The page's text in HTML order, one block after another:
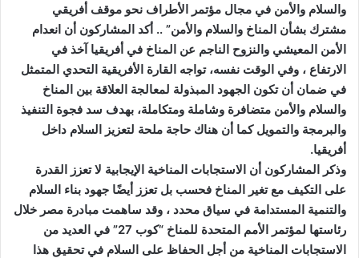
والسلام والأمن في مجال مؤتمر الأطراف نحو موقف أفريقي
مشترك بشأن المناخ والسلام والأمن” .. أكد المشاركون أن انعدام
الأمن المعيشي والنزوح الناجم عن المناخ في أفريقيا آخذ في
الارتفاع ، وفي الوقت نفسه، تواجه القارة الأفريقية التحدي المتمثل
في ضمان أن تكون الجهود المبذولة لمعالجة العلاقة بين المناخ
والسلام والأمن متضافرة وشاملة ومتكاملة، بهدف سد فجوة التنفيذ
والبرمجة والتمويل كما أن هناك حاجة ملحة لتعزيز السلام داخل
أفريقيا.
وذكر المشاركون أن الاستجابات المناخية الإيجابية لا تعزز القدرة
على التكيف مع تغير المناخ فحسب بل تعزز أيضًا جهود بناء السلام
والتنمية المستدامة في سياق محدد ، وقد ساهمت مبادرة مصر خلال
رئاستها لمؤتمر الأمم المتحدة للمناخ “كوب 27” في العديد من
الاستجابات المناخية من أجل الحفاظ على السلام في تحقيق هذا